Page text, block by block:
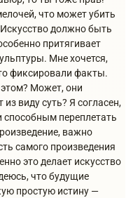
что может убить
должно быть
притягивает
Мне хочется,
фиксировали факты.
Может, они
виду суть? Я согласен,
переплетать
важно
самого произведения
это делает искусство
что будущие
простую истину —